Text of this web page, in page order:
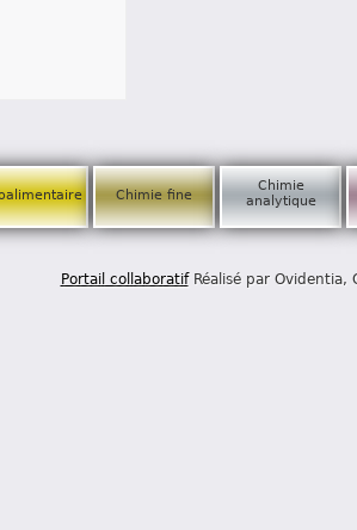
Chimie fine
Chimie
analytique
Portail collaboratifRéalisé par Ovidentia,